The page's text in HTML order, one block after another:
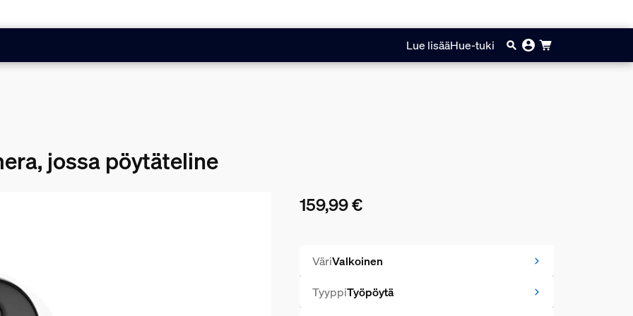
Lue lisääHue-tuki
jossa pöytäteline
159,99 €
VäriValkoinen
TyyppiTyöpöytä